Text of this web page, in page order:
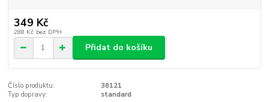
349 Kč
288 Kč bez DPH
Přidat do košíku
Číslo produktu:
38121
Typ dopravy:
standard